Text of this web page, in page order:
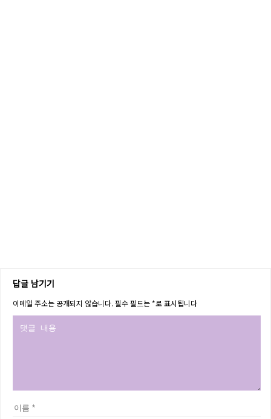
답글 남기기
이메일 주소는 공개되지 않습니다.필수 필드는 *로 표시됩니다